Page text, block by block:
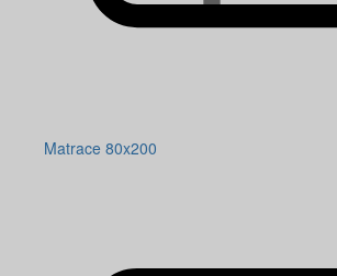
Matrace 80x200